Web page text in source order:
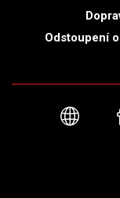
Odstoupení